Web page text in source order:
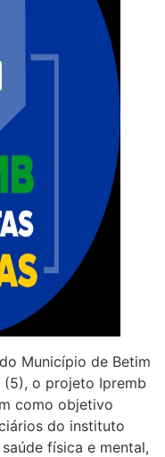
Município de Betim
o projeto Ipremb
como objetivo
do instituto
física e mental,